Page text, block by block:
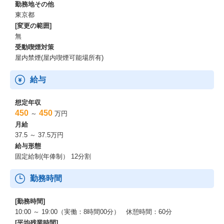
勤務地その他
東京都
[変更の範囲]
無
受動喫煙対策
屋内禁煙(屋内喫煙可能場所有)
給与
想定年収
450 ～ 450 万円
月給
37.5 ～ 37.5万円
給与形態
固定給制(年俸制） 12分割
勤務時間
[勤務時間]
10:00 ～ 19:00（実働：8時間00分） 休憩時間：60分